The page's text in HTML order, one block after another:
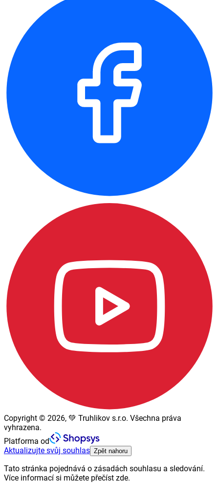
Copyright © 2026, 💚 Truhlikov s.r.o. Všechna práva
vyhrazena.
Platforma od
Aktualizujte svůj souhlas Zpět nahoru
Tato stránka pojednává o zásadách souhlasu a sledování.
Více informací si můžete přečíst zde.